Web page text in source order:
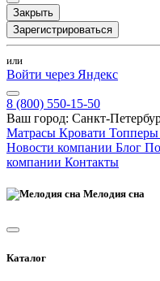
Закрыть
Зарегистрироваться
или
Войти через Яндекс
8 (800) 550-15-50
Ваш город: Санкт-
Матрасы Кровати Топперы
Новости компании Блог
компании Контакты
Мелодия сна
Каталог